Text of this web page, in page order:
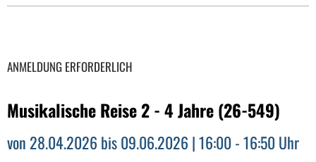
ANMELDUNG ERFORDERLICH
Musikalische Reise 2 - 4 Jahre (26-549)
von 28.04.2026 bis 09.06.2026 | 16:00 - 16:50 Uhr